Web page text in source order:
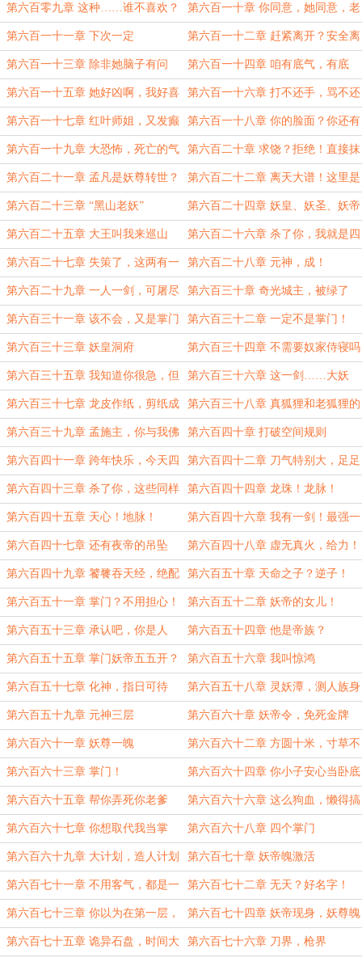
拉满了
第六百零九章 这种……谁不喜欢？ 第六百一十章 你同意，她同意，老
天爷不同意
第六百一十一章 下次一定 第六百一十二章 赶紧离开？安全离
开！
第六百一十三章 除非她脑子有问
题……
第六百一十四章 咱有底气，有底
牌，懂？
第六百一十五章 她好凶啊，我好喜
欢！
第六百一十六章 打不还手，骂不还
口
第六百一十七章 红叶师姐，又发癫
了
第六百一十八章 你的脸面？你还有
脸面？
第六百一十九章 大恐怖，死亡的气
息
第六百二十章 求饶？拒绝！直接抹
杀！
第六百二十一章 孟凡是妖尊转世？ 第六百二十二章 离天大谱！这里是
妖界？
第六百二十三章 “黑山老妖” 第六百二十四章 妖皇、妖圣、妖帝
第六百二十五章 大王叫我来巡山 第六百二十六章 杀了你，我就是四
大金刚
第六百二十七章 失策了，这两有一
腿
第六百二十八章 元神，成！
第六百二十九章 一人一剑，可屠尽
此城
第六百三十章 奇光城主，被绿了
第六百三十一章 该不会，又是掌门
吧？
第六百三十二章 一定不是掌门！
第六百三十三章 妖皇洞府 第六百三十四章 不需要奴家侍寝吗
第六百三十五章 我知道你很急，但
你先别急
第六百三十六章 这一剑……大妖
王！
第六百三十七章 龙皮作纸，剪纸成
人
第六百三十八章 真狐狸和老狐狸的
差距
第六百三十九章 孟施主，你与我佛
有缘
第六百四十章 打破空间规则
第六百四十一章 跨年快乐，今天四
更
第六百四十二章 刀气特别大，足足
三百米
第六百四十三章 杀了你，这些同样
也是我的
第六百四十四章 龙珠！龙脉！
第六百四十五章 天心！地脉！ 第六百四十六章 我有一剑！最强一
剑！
第六百四十七章 还有夜帝的吊坠 第六百四十八章 虚无真火，给力！
第六百四十九章 饕餮吞天经，绝配 第六百五十章 天命之子？逆子！
第六百五十一章 掌门？不用担心！ 第六百五十二章 妖帝的女儿！
第六百五十三章 承认吧，你是人
族！
第六百五十四章 他是帝族？
第六百五十五章 掌门妖帝五五开？ 第六百五十六章 我叫惊鸿
第六百五十七章 化神，指日可待 第六百五十八章 灵妖潭，测人族身
份
第六百五十九章 元神三层 第六百六十章 妖帝令，免死金牌
第六百六十一章 妖尊一魄 第六百六十二章 方圆十米，寸草不
生
第六百六十三章 掌门！ 第六百六十四章 你小子安心当卧底
第六百六十五章 帮你弄死你老爹 第六百六十六章 这么狗血，懒得搞
第六百六十七章 你想取代我当掌
门？
第六百六十八章 四个掌门
第六百六十九章 大计划，造人计划 第六百七十章 妖帝魄激活
第六百七十一章 不用客气，都是一
家人
第六百七十二章 无天？好名字！
第六百七十三章 你以为在第一层，
其实第三层
第六百七十四章 妖帝现身，妖尊魄
自爆
第六百七十五章 诡异石盘，时间大 第六百七十六章 刀界，枪界